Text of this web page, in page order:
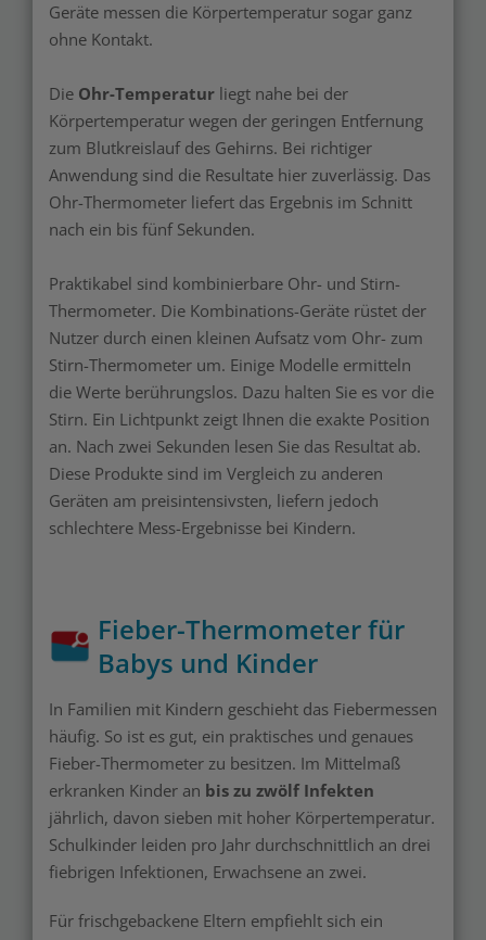
Geräte messen die Körpertemperatur sogar ganz
ohne Kontakt.
Die Ohr-Temperatur liegt nahe bei der
Körpertemperatur wegen der geringen Entfernung
zum Blutkreislauf des Gehirns. Bei richtiger
Anwendung sind die Resultate hier zuverlässig. Das
Ohr-Thermometer liefert das Ergebnis im Schnitt
nach ein bis fünf Sekunden.
Praktikabel sind kombinierbare Ohr- und Stirn-
Thermometer. Die Kombinations-Geräte rüstet der
Nutzer durch einen kleinen Aufsatz vom Ohr- zum
Stirn-Thermometer um. Einige Modelle ermitteln
die Werte berührungslos. Dazu halten Sie es vor die
Stirn. Ein Lichtpunkt zeigt Ihnen die exakte Position
an. Nach zwei Sekunden lesen Sie das Resultat ab.
Diese Produkte sind im Vergleich zu anderen
Geräten am preisintensivsten, liefern jedoch
schlechtere Mess-Ergebnisse bei Kindern.
Fieber-Thermometer für
Babys und Kinder
In Familien mit Kindern geschieht das Fiebermessen
häufig. So ist es gut, ein praktisches und genaues
Fieber-Thermometer zu besitzen. Im Mittelmaß
erkranken Kinder an bis zu zwölf Infekten
jährlich, davon sieben mit hoher Körpertemperatur.
Schulkinder leiden pro Jahr durchschnittlich an drei
fiebrigen Infektionen, Erwachsene an zwei.
Für frischgebackene Eltern empfiehlt sich ein